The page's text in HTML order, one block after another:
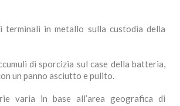
terminali in metallo sulla custodia della
di sporcizia sul case della batteria,
un panno asciutto e pulito.
varia in base all’area geografica di